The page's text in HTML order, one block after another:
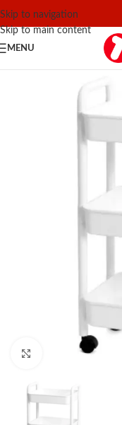
Skip to navigation
Skip to main content
MENU
Click para aumentar